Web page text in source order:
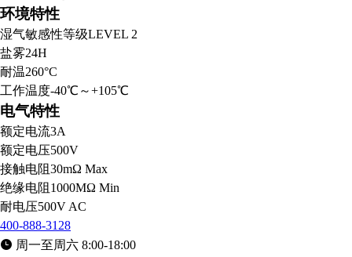
环境特性
湿气敏感性等级LEVEL 2
盐雾24H
耐温260°C
工作温度-40℃～+105℃
电气特性
额定电流3A
额定电压500V
接触电阻30mΩ Max
绝缘电阻 1000MΩ Min
耐电压500V AC
400-888-3128
周一至周六 8:00-18:00